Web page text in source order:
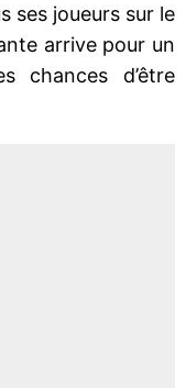
ses joueurs sur le
arrive pour un
chances d’être